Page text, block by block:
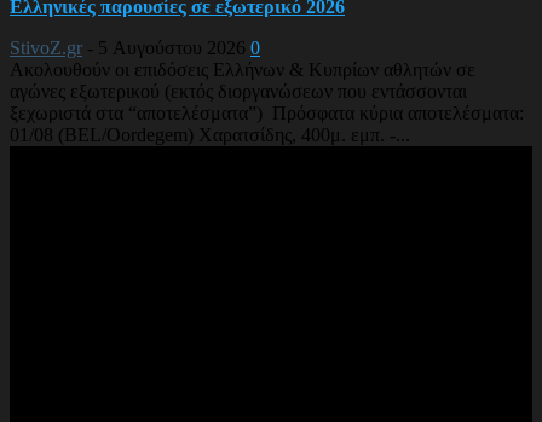
Ελληνικές παρουσίες σε εξωτερικό 2026
StivoZ.gr - 5 Αυγούστου 2026 0
Ακολουθούν οι επιδόσεις Ελλήνων & Κυπρίων αθλητών σε
αγώνες εξωτερικού (εκτός διοργανώσεων που εντάσσονται
ξεχωριστά στα “αποτελέσματα”) Πρόσφατα κύρια αποτελέσματα:
01/08 (BEL/Oordegem) Χαρατσίδης, 400μ. εμπ. -...